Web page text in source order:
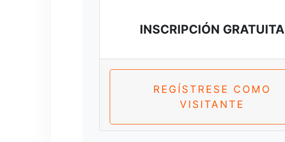
INSCRIPCIÓN GRATUITA
REGÍSTRESE COMO
VISITANTE